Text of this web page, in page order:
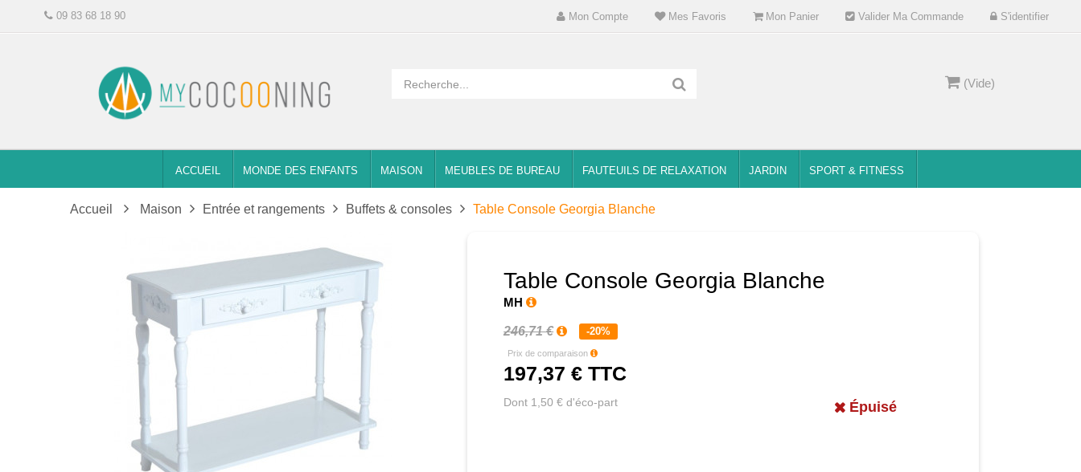
Mon Compte Mes Favoris Mon Panier Valider Ma Commande S'identifier
09 83 68 18 90
(Vide)
ACCUEIL MONDE DES ENFANTS MAISON MEUBLES DE BUREAU FAUTEUILS DE RELAXATION JARDIN SPORT & FITNESS
Accueil Maison Entrée et rangements Buffets & consoles Table Console Georgia Blanche
Table Console Georgia Blanche
MH
246,71 € -20%
Prix de comparaison
197,37 € TTC
Dont 1,50 € d'éco-part Épuisé